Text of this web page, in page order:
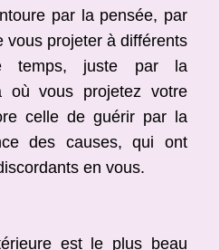
par la pensée, par
vous projeter à différents
temps, juste par la
où vous projetez votre
celle de guérir par la
des causes, qui ont
en vous.
est le plus beau